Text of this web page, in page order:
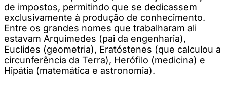
de impostos, permitindo que se dedicassem
exclusivamente à produção de conhecimento.
Entre os grandes nomes que trabalharam ali
estavam Arquimedes (pai da engenharia),
Euclides (geometria), Eratóstenes (que calculou a
circunferência da Terra), Herófilo (medicina) e
Hipátia (matemática e astronomia).